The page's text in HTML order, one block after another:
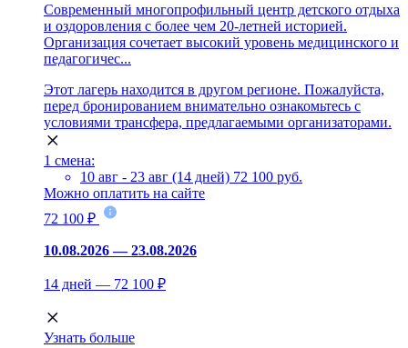
Современный многопрофильный центр детского отдыха
и оздоровления с более чем 20-летней историей.
Организация сочетает высокий уровень медицинского и
педагогичес...
Этот лагерь находится в другом регионе. Пожалуйста,
перед бронированием внимательно ознакомьтесь с
условиями трансфера, предлагаемыми организаторами.
1 смена:
10 авг - 23 авг (14 дней) 72 100 руб.
Можно оплатить на сайте
72 100 ₽
10.08.2026 — 23.08.2026
14 дней — 72 100 ₽
Узнать больше